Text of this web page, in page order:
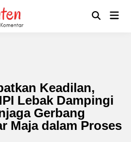
OpenMain
Keadilan,
Lebak Dampingi
Gerbang
Maja dalam Proses